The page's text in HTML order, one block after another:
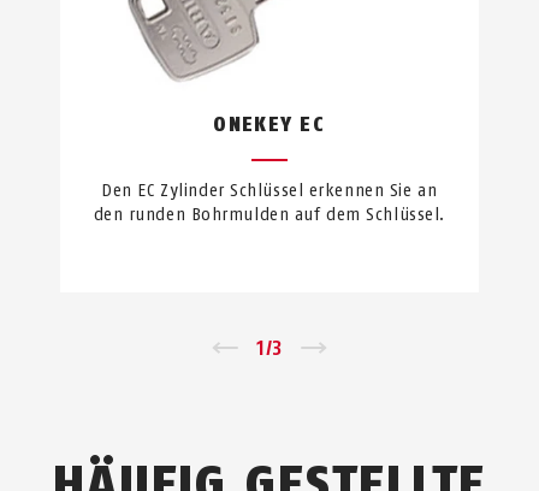
ONEKEY EC
Den EC Zylinder Schlüssel erkennen Sie an
den runden Bohrmulden auf dem Schlüssel.
1/3